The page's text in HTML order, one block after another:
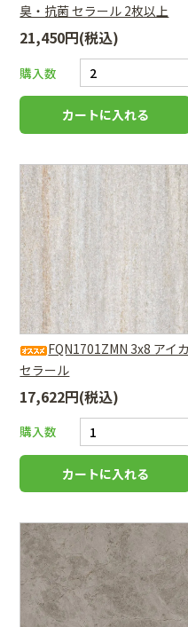
臭・抗菌 セラール 2枚以上
21,450円(税込)
購入数
FQN1701ZMN 3x8 アイカ
セラール
17,622円(税込)
購入数